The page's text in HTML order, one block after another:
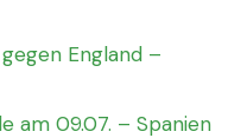
England –
am 09.07. – Spanien